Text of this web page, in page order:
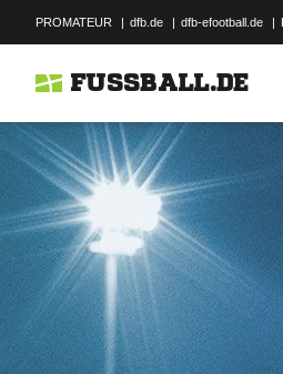
PROMATEUR | dfb.de | dfb-efootball.de |
FUSSBALL.DE